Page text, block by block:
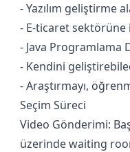
- Yazılım geliştirme
- E-ticaret sektörüne
- Java Programlama
- Kendini
- Araştırmayı,
Seçim Süreci
Video Gönderimi:
üzerinde waiting